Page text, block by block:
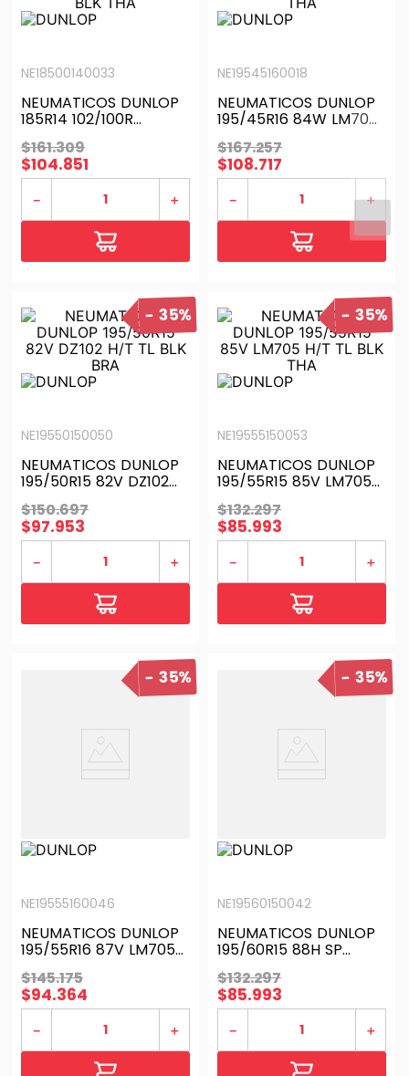
NE18500140033
NEUMATICOS DUNLOP
185R14 102/100R
SPVAN01 LTR BLK THA
$161.309
$104.851
＋
－
NE19545160018
NEUMATICOS DUNLOP
195/45R16 84W LM704
H/T TL BLK THA
$167.257
$108.717
＋
－
35%
NE19550150050
NEUMATICOS DUNLOP
195/50R15 82V DZ102
H/T TL BLK BRA
$150.697
$97.953
＋
－
35%
NE19555150053
NEUMATICOS DUNLOP
195/55R15 85V LM705
H/T TL BLK THA
$132.297
$85.993
＋
－
35%
NE19555160046
NEUMATICOS DUNLOP
195/55R16 87V LM705
H/T TL BLK THA
$145.175
$94.364
＋
－
35%
NE19560150042
NEUMATICOS DUNLOP
195/60R15 88H SP
TOURING R1 H/T TL BLK
IND
$132.297
$85.993
＋
－